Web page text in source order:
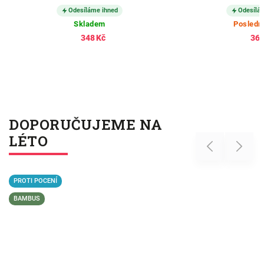
Odesíláme ihned
Skladem
348 Kč
DOPORUČUJEME NA
LÉTO
Previous
PROTI POCENÍ
BAMBUS
Next